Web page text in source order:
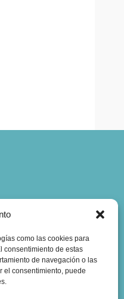
como las cookies para
consentimiento de estas
de navegación o las
el consentimiento, puede